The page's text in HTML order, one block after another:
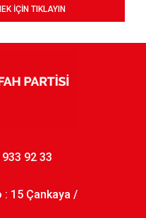
İÇİN TIKLAYIN
92 33
: 15 Çankaya /